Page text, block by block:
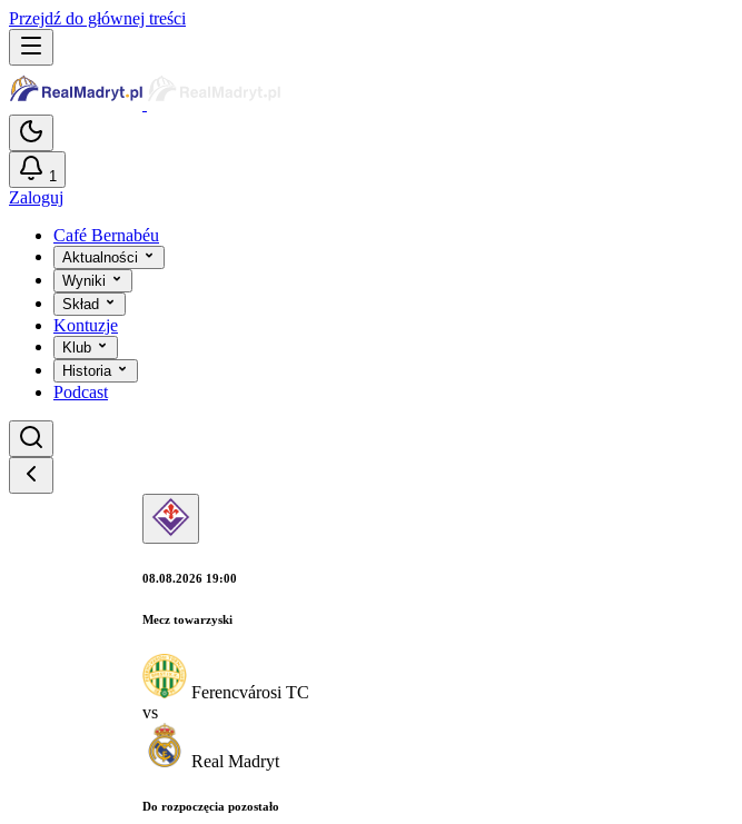
Przejdź do głównej treści
1
Zaloguj
Café Bernabéu
Aktualności
Wyniki
Skład
Kontuzje
Klub
Historia
Podcast
08.08.2026 19:00
Mecz towarzyski
Ferencvárosi TC
vs
Real Madryt
Do rozpoczęcia pozostało